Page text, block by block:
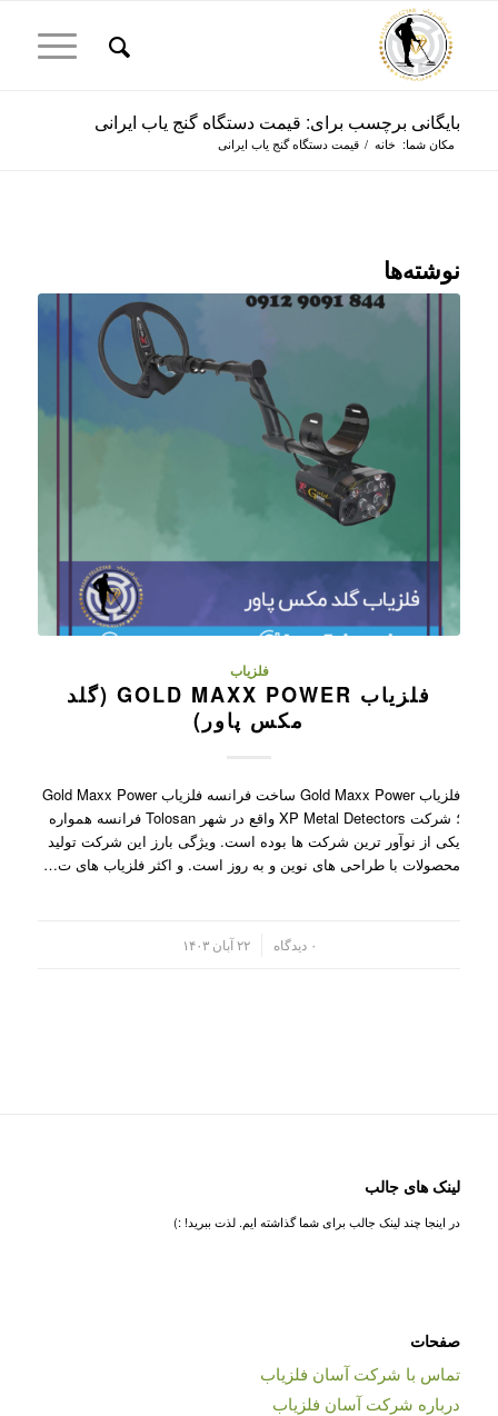
بایگانی برچسب برای: قیمت دستگاه گنج یاب ایرانی
مکان شما: خانه / قیمت دستگاه گنج یاب ایرانی
نوشته‌ها
فلزیاب
فلزیاب GOLD MAXX POWER (گلد
مکس پاور)
فلزیاب Gold Maxx Power ساخت فرانسه فلزیاب Gold Maxx Power
؛ شرکت XP Metal Detectors واقع در شهر Tolosan فرانسه همواره
یکی از نوآور ترین شرکت ها بوده است. ویژگی بارز این شرکت تولید
محصولات با طراحی های نوین و به روز است. و اکثر فلزیاب های ت…
۰ دیدگاه ۲۲ آبان ۱۴۰۳
لینک های جالب
در اینجا چند لینک جالب برای شما گذاشته ایم. لذت ببرید! :)
صفحات
تماس با شرکت آسان فلزیاب
درباره شرکت آسان فلزیاب